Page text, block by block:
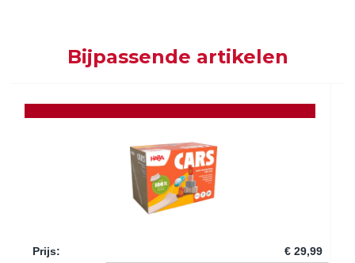
Bijpassende artikelen
Prijs: € 29,99